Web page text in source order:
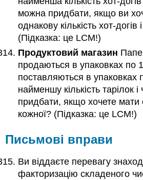
можна придбати, якщо ви
однакову кількість хот-догів
(Підказка: це LCM!)
Продуктовий магазин
продаються в упаковках по
поставляються в упаковках
найменшу кількість тарілок
придбати, якщо хочете мати
кожної? (Підказка: це LCM!)
Письмові вправи
Ви віддаєте перевагу
факторизацію складеного